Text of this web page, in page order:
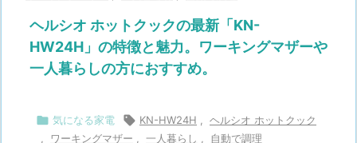
ヘルシオ ホットクックの最新「KN-
HW24H」の特徴と魅力。ワーキングマザーや
一人暮らしの方におすすめ。
 気になる家電  KN-HW24H
ヘルシオ ホットクック
ワーキングマザー 一人暮らし 自動で調理